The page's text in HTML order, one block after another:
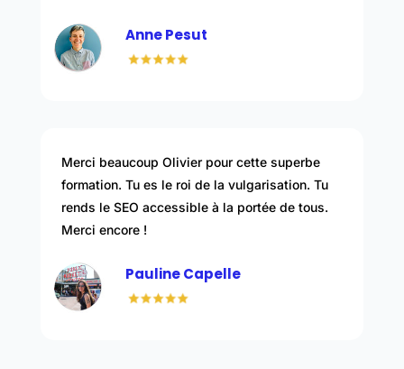
Anne Pesut
Merci beaucoup Olivier pour cette superbe
formation. Tu es le roi de la vulgarisation. Tu
rends le SEO accessible à la portée de tous.
Merci encore !
Pauline Capelle